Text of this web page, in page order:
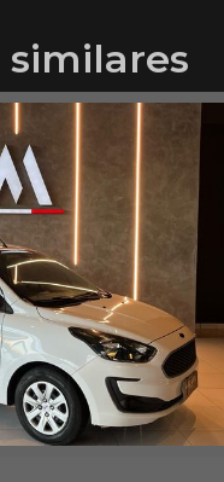
similares